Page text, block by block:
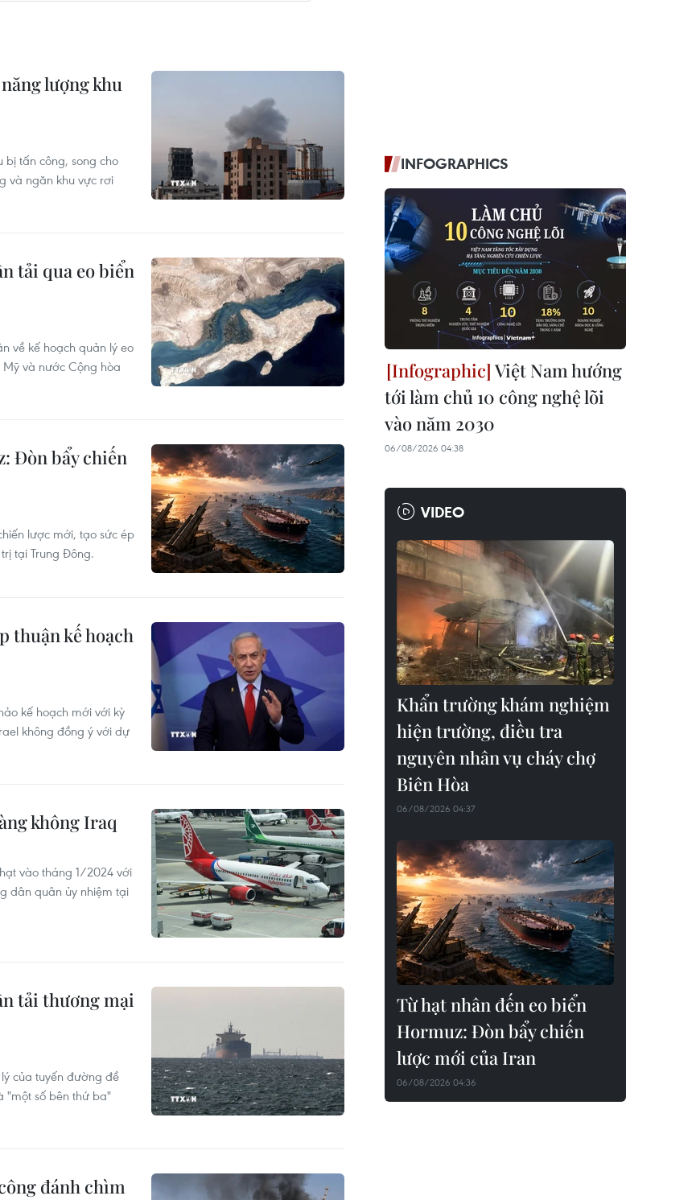
lượng khu
tấn công, song cho
và ngăn khu vực rơi
tải qua eo biển
về kế hoạch quản lý eo
và nước Cộng hòa
Đòn bẩy chiến
lược mới, tạo sức ép
tại Trung Đông.
thuận kế hoạch
kế hoạch mới với kỳ
không đồng ý với dự
không Iraq
vào tháng 1/2024 với
dân quân ủy nhiệm tại
tải thương mại
của tuyến đường đề
"một số bên thứ ba"
đánh chìm
INFOGRAPHICS
Việt Nam hướng
tới làm chủ 10 công nghệ lõi
vào năm 2030
06/08/2026 04:38
VIDEO
Khẩn trường khám nghiệm
hiện trường, điều tra
nguyên nhân vụ cháy chợ
Biên Hòa
06/08/2026 04:37
Từ hạt nhân đến eo biển
Hormuz: Đòn bẩy chiến
lược mới của Iran
06/08/2026 04:36